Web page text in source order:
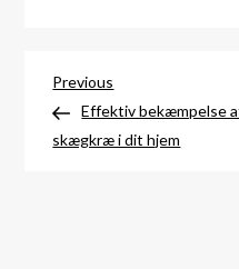
Previous
Post
Previous
Effektiv bekæmpelse
skægkræ i dit hjem